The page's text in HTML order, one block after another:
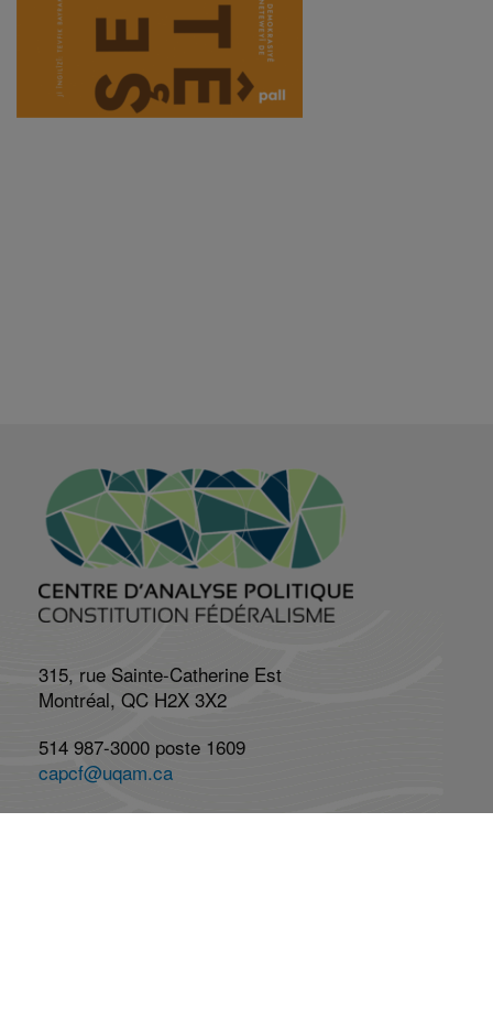
315, rue Sainte-Catherine Est
Montréal, QC H2X 3X2
514 987-3000 poste 1609
capcf@uqam.ca
Lundi au vendredi : 8h à 17h